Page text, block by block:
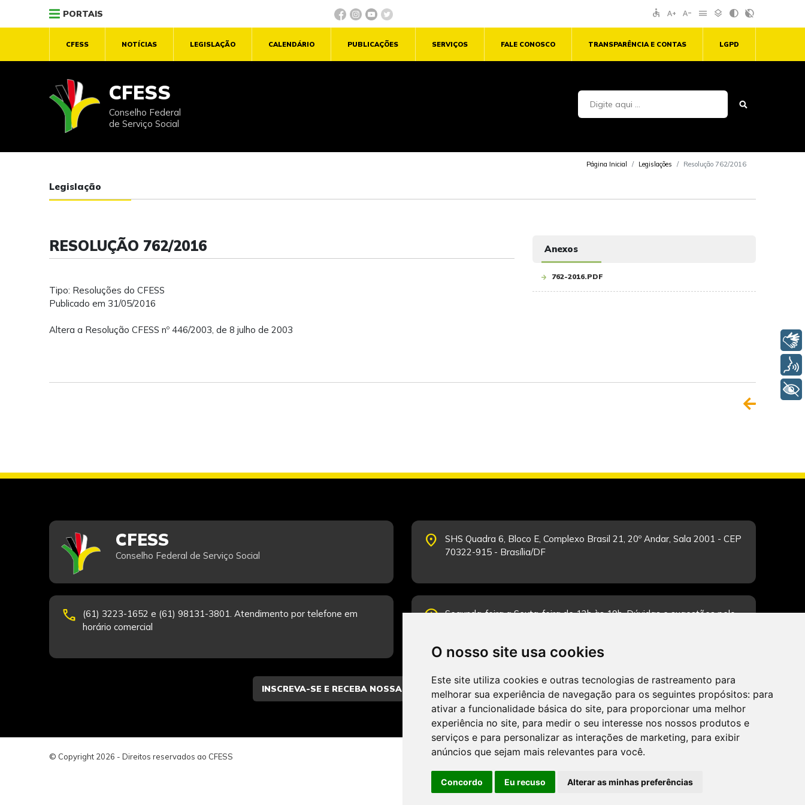
O nosso site usa cookies
Este site utiliza cookies e outras tecnologias de rastreamento para
melhorar sua experiência de navegação para os seguintes propósitos: para
ativar a funcionalidade básica do site, para proporcionar uma melhor
experiência no site, para medir o seu interesse nos nossos produtos e
serviços e para personalizar as interações de marketing, para exibir
anúncios que sejam mais relevantes para você.
Concordo Eu recuso Alterar as minhas preferências
PORTAIS accessible text_increase text_decrease menu layers contrast contrast_rtl_off
CFESS NOTÍCIAS LEGISLAÇÃO CALENDÁRIO PUBLICAÇÕES SERVIÇOS FALE CONOSCO TRANSPARÊNCIA E CONTAS LGPD
CFESS
Conselho Federal
de Serviço Social
Página Inicial Legislações Resolução 762/2016
Legislação
RESOLUÇÃO 762/2016
Tipo: Resoluções do CFESS
Publicado em 31/05/2016
Altera a Resolução CFESS nº 446/2003, de 8 julho de 2003
Anexos
762-2016.PDF
CFESS
Conselho Federal de Serviço Social
place
SHS Quadra 6, Bloco E, Complexo Brasil 21, 20º Andar, Sala 2001 - CEP
70322-915 - Brasília/DF
phone
(61) 3223-1652 e (61) 98131-3801. Atendimento por telefone em
horário comercial
schedule Segunda-feira a Sexta-feira de 12h às 19h. Dúvidas e sugestões pelo
CADASTRAR
© Copyright 2026 - Direitos reservados ao CFESS